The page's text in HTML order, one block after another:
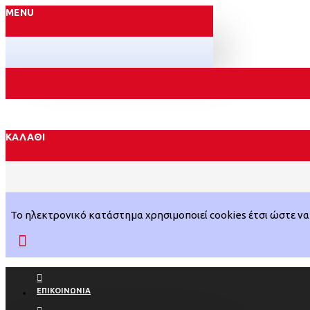
MENU
ΚΑΛΆΘΙ
Το ηλεκτρονικό κατάστημα χρησιμοποιεί cookies έτσι ώστε
ΕΠΙΚΟΙΝΩΝΊΑ